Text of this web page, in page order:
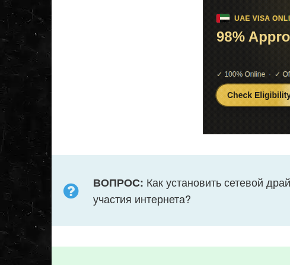
ВОПРОС: Как установить сетевой
участия интернета?